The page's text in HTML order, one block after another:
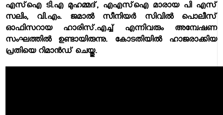
എസ്‌ഐ ടി.എ മുഹമ്മദ്, എഎസ്‌ഐ മാരായ പി എസ്
സലിം, വി.എം. ജമാല്‍ സീനിയര്‍ സിവില്‍ പൊലീസ്
ഓഫിസറായ ഹാരിസ്.എച്ച് എന്നിവരും അന്വേഷണ
സംഘത്തില്‍ ഉണ്ടായിരുന്നു. കോടതിയില്‍ ഹാജരാക്കിയ
പ്രതിയെ റിമാന്‍ഡ് ചെയ്തു.